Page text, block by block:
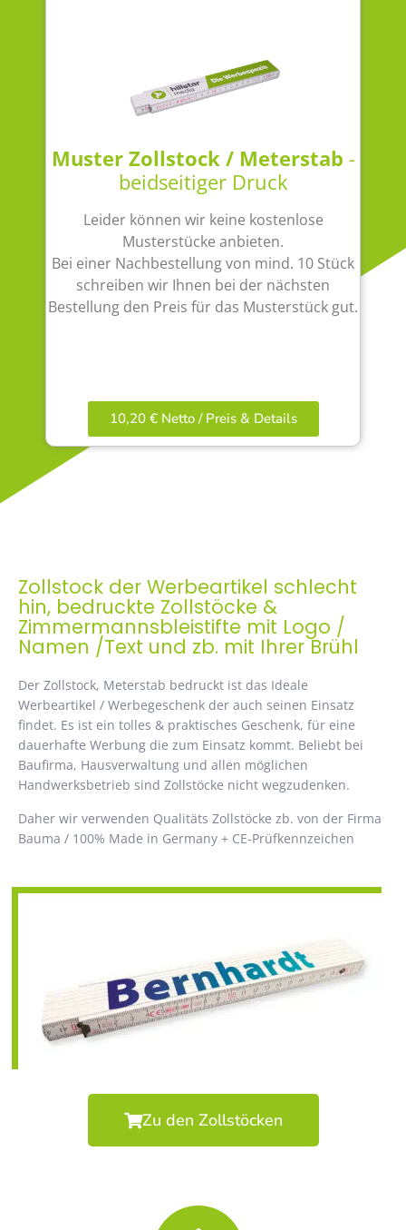
Muster Zollstock / Meterstab -
beidseitiger Druck
Leider können wir keine kostenlose
Musterstücke anbieten.
Bei einer Nachbestellung von mind. 10 Stück
schreiben wir Ihnen bei der nächsten
Bestellung den Preis für das Musterstück gut.
10,20 € Netto / Preis & Details
Zollstock der Werbeartikel schlecht
hin, bedruckte Zollstöcke &
Zimmermannsbleistifte mit Logo /
Namen /Text und zb. mit Ihrer Brühl
Der Zollstock, Meterstab bedruckt ist das Ideale
Werbeartikel / Werbegeschenk der auch seinen Einsatz
findet. Es ist ein tolles & praktisches Geschenk, für eine
dauerhafte Werbung die zum Einsatz kommt. Beliebt bei
Baufirma, Hausverwaltung und allen möglichen
Handwerksbetrieb sind Zollstöcke nicht wegzudenken.
Daher wir verwenden Qualitäts Zollstöcke zb. von der Firma
Bauma / 100% Made in Germany + CE-Prüfkennzeichen
Zu den Zollstöcken